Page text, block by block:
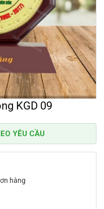
KGD 09
YÊU CẦU
hàng